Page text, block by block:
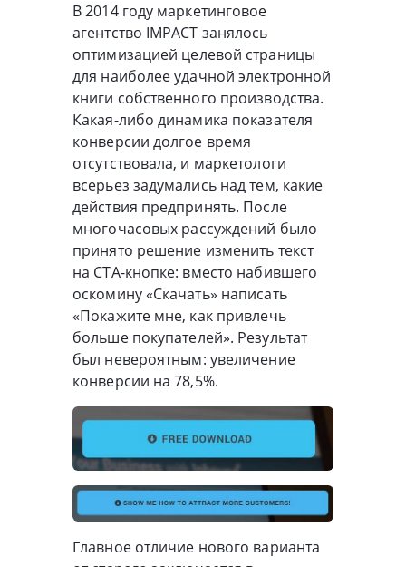
В 2014 году маркетинговое
агентство IMPACT занялось
оптимизацией целевой страницы
для наиболее удачной электронной
книги собственного производства.
Какая-либо динамика показателя
конверсии долгое время
отсутствовала, и маркетологи
всерьез задумались над тем, какие
действия предпринять. После
многочасовых рассуждений было
принято решение изменить текст
на CTA-кнопке: вместо набившего
оскомину «Скачать» написать
«Покажите мне, как привлечь
больше покупателей». Результат
был невероятным: увеличение
конверсии на 78,5%.
Главное отличие нового варианта